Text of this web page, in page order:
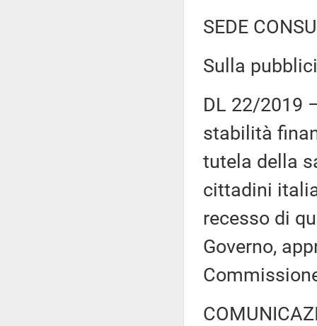
SEDE
Sulla
DL 22/2019
stabilità
tutela della
cittadini
recesso di
Governo,